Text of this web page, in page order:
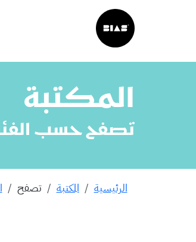
المكتبة
تصفح حسب
الرئيسية المكتبة تصفح